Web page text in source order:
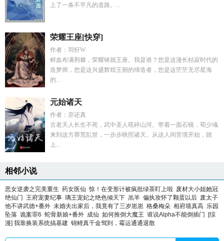
上了一条不平凡的道路。...
荣耀王座[快穿]
作者：羽轩W
鲜血布满荆棘，荣耀铸就王座。我是谁？您是这漫长枯寂时代的
造梦师，您是这兴盛辉煌王朝的缔造者，您是这茫茫无尽星海
的...
元始诸天
作者：弃还真
古老天人长生不死，武中圣人吼碎山河。带着一面石镜，荀少彧
来到这方莽荒乱世，一步步映照诸天。从这人间苦境开始，踏
上...
相邻小说
恶女逆袭之完美重生 药女医仙 惊！在变形计被疯批绿茶盯上啦 废材大小姐她冠
绝仙门 王府宠妻纪事 璃王宠妃之绝色倾天下 羔羊 偏执攻怀了颗蛋以后 废太子
他不讲武德+番外 未婚夫出家后，我竟有了三岁崽崽 格桑梅朵 相府墙真高 乐园
坠落 诡案罪6 蛇骨新娘+番外 成仙 如何推倒大魔王 谁说Alpha不能倒插门
[综
漫] 我靠换装系统搞基建 锦鲤真千金驾到，霉运通通退散